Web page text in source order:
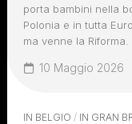
porta bambini nella
Polonia e in tutta
ma venne la Riforma.
10 Maggio 2026
IN BELGIO / IN GRAN